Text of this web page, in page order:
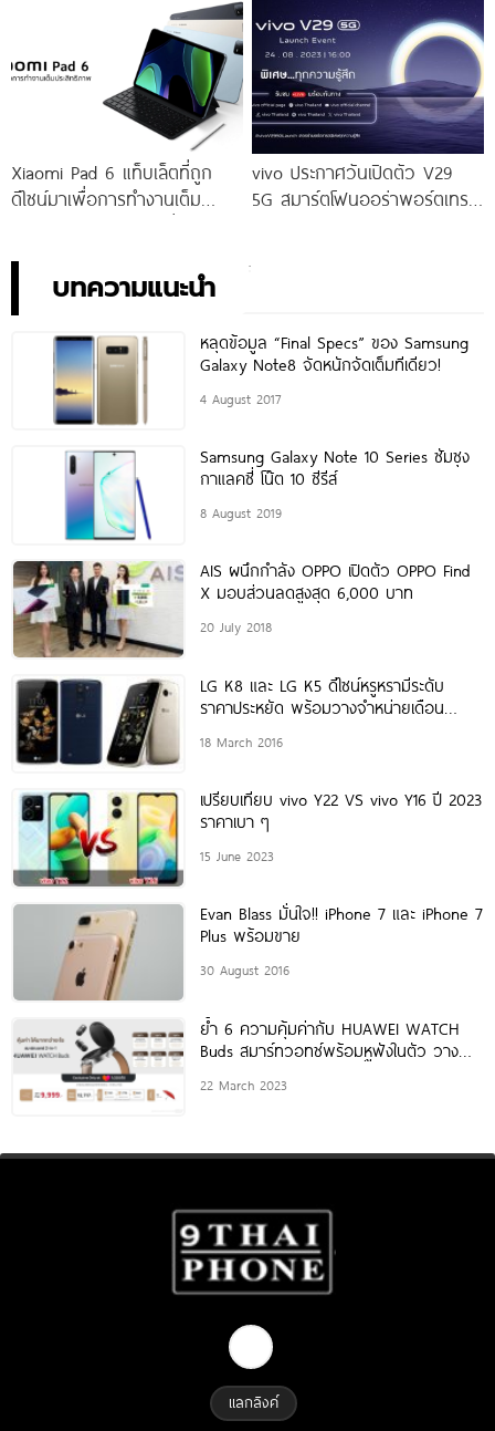
ราคาเริ่มต้นเพียง 14,999 บาท
จัดเต็มกับโปรโมชันพิเศษก่อนใคร
ราคาใหม่เพียง 4,599 บาท
เท่านั้น!
Xiaomi Pad 6 แท็บเล็ตที่ถูก
ดีไซน์มาเพื่อการทำงานเต็ม
vivo ประกาศวันเปิดตัว V29
5G สมาร์ตโฟนออร่าพอร์ตเทร
บทความแนะนำ
หลุดข้อมูล “Final Specs” ของ Samsung
Galaxy Note8 จัดหนักจัดเต็มทีเดียว!
4 August 2017
Samsung Galaxy Note 10 Series ซัมซุง
กาแลคซี่ โน๊ต 10 ซีรีส์
8 August 2019
AIS ผนึกกำลัง OPPO เปิดตัว OPPO Find
X มอบส่วนลดสูงสุด 6,000 บาท
20 July 2018
LG K8 และ LG K5 ดีไซน์หรูหรามีระดับ
ราคาประหยัด พร้อมวางจำหน่ายเดือน
18 March 2016
เปรียบเทียบ vivo Y22 VS vivo Y16 ปี 2023
ราคาเบา ๆ
15 June 2023
Evan Blass มั่นใจ!! iPhone 7 และ iPhone 7
Plus พร้อมขาย
30 August 2016
ย้ำ 6 ความคุ้มค่ากับ HUAWEI WATCH
Buds สมาร์ทวอทช์พร้อมหูฟังในตัว วาง
22 March 2023
แลกลิงค์